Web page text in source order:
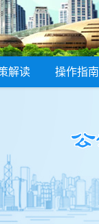
解读 操作指南